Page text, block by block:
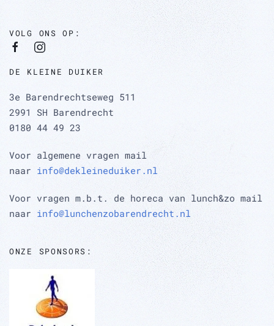
VOLG ONS OP:
DE KLEINE DUIKER
3e Barendrechtseweg 511
2991 SH Barendrecht
0180 44 49 23
Voor algemene vragen mail
naar info@dekleineduiker.nl
Voor vragen m.b.t. de horeca van lunch&zo mail
naar info@lunchenzobarendrecht.nl
ONZE SPONSORS: